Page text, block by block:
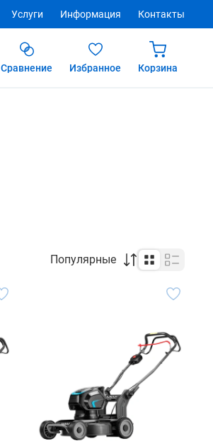
Услуги Информация Контакты
Сравнение Избранное Корзина
Популярные